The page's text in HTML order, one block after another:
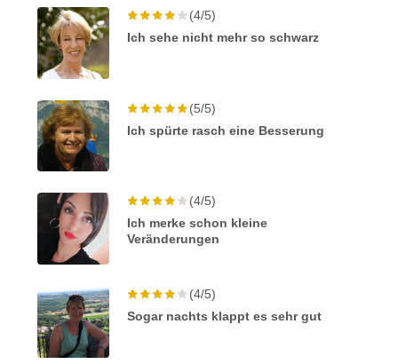
(4/5)
Ich sehe nicht mehr so schwarz
(5/5)
Ich spürte rasch eine Besserung
(4/5)
Ich merke schon kleine
Veränderungen
(4/5)
Sogar nachts klappt es sehr gut